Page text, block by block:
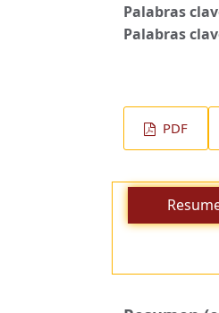
Palabras
Palabras
PDF